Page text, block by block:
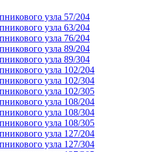
узла 57/204
узла 63/204
узла 76/204
узла 89/204
узла 89/304
узла 102/204
узла 102/304
узла 102/305
узла 108/204
узла 108/304
узла 108/305
узла 127/204
узла 127/304